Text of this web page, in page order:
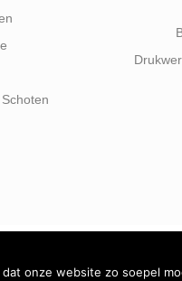
onze website zo soepel